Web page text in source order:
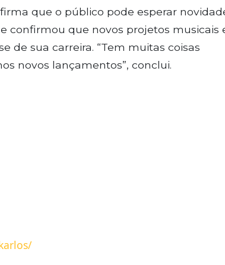
que o público pode esperar
confirmou que novos projetos musicais
de sua carreira. “Tem muitas coisas
novos lançamentos”, conclui.